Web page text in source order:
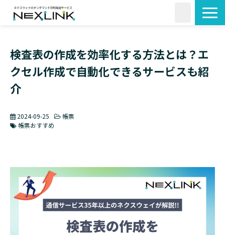
活用シーン
料金・形状
検査表の作成を効率化する方法とは？エ
クセル作成で自動化できるサービスも紹
介
2024-09-25
帳票
帳票おすすめ